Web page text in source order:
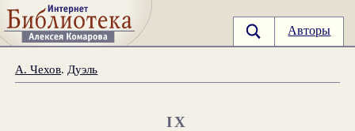
Авторы
А. Чехов. Дуэль
IX